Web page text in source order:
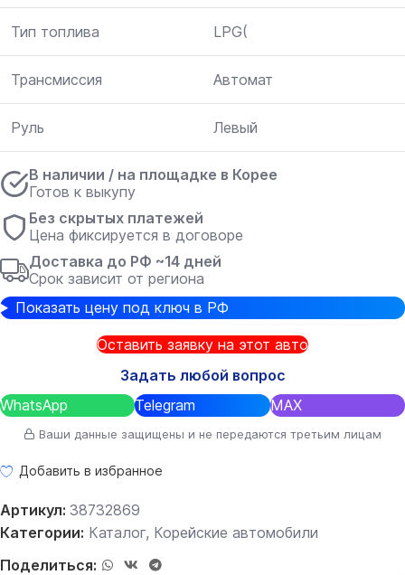
Тип топлива LPG(
Трансмиссия Автомат
Руль Левый
В наличии / на площадке в Корее
Готов к выкупу
Без скрытых платежей
Цена фиксируется в договоре
Доставка до РФ ~14 дней
Срок зависит от региона
Показать цену под ключ в РФ
Оставить заявку на этот авто
Задать любой вопрос
WhatsApp
Telegram MAX
Ваши данные защищены и не передаются третьим лицам
Добавить в избранное
Артикул: 38732869
Категории: Каталог, Корейские автомобили
Поделиться: